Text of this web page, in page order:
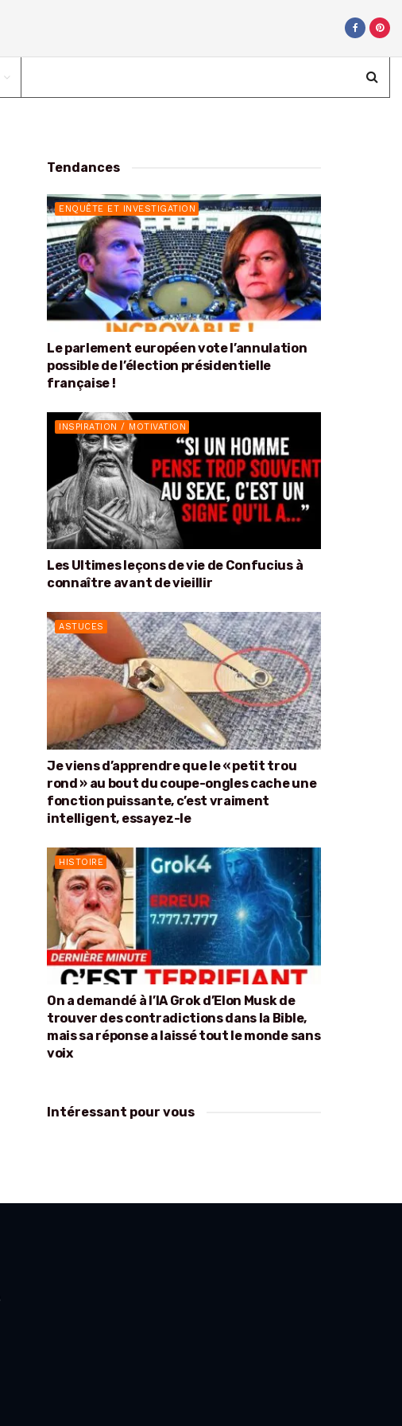
Tendances
ENQUÊTE ET INVESTIGATION
Le parlement européen vote l’annulation
possible de l’élection présidentielle
française !
INSPIRATION / MOTIVATION
Les Ultimes leçons de vie de Confucius à
connaître avant de vieillir
ASTUCES
Je viens d’apprendre que le « petit trou
rond » au bout du coupe-ongles cache une
fonction puissante, c’est vraiment
intelligent, essayez-le
HISTOIRE
On a demandé à l’IA Grok d’Elon Musk de
trouver des contradictions dans la Bible,
mais sa réponse a laissé tout le monde sans
voix
Intéressant pour vous